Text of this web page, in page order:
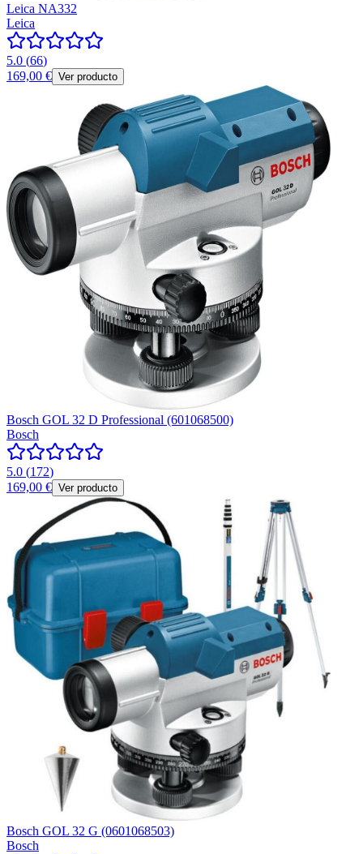
Leica NA332
Leica
5.0 (66)
169,00 € Ver producto
Bosch GOL 32 D Professional (601068500)
Bosch
5.0 (172)
169,00 € Ver producto
Bosch GOL 32 G (0601068503)
Bosch